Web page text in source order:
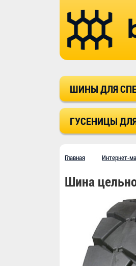
ШИНЫ ДЛЯ
ГУСЕНИЦЫ
Главная Интернет-
Шина